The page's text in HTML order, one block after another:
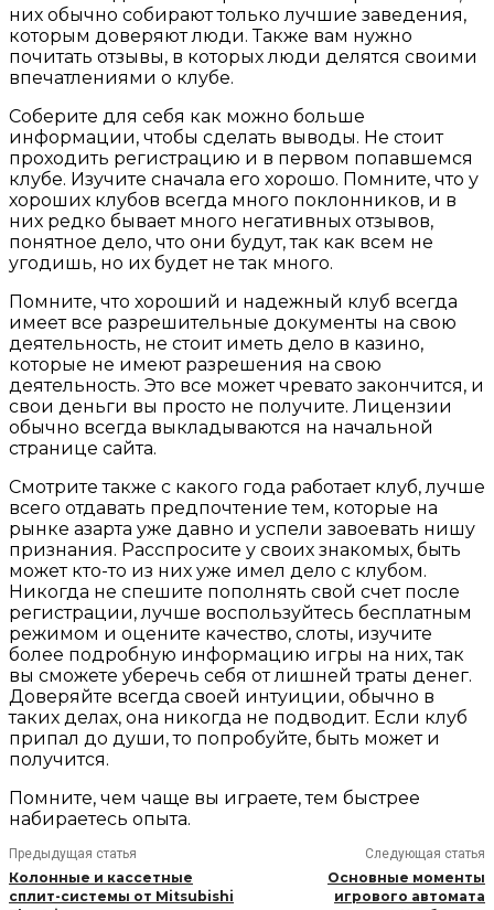
них обычно собирают только лучшие заведения,
которым доверяют люди. Также вам нужно
почитать отзывы, в которых люди делятся своими
впечатлениями о клубе.
Соберите для себя как можно больше
информации, чтобы сделать выводы. Не стоит
проходить регистрацию и в первом попавшемся
клубе. Изучите сначала его хорошо. Помните, что у
хороших клубов всегда много поклонников, и в
них редко бывает много негативных отзывов,
понятное дело, что они будут, так как всем не
угодишь, но их будет не так много.
Помните, что хороший и надежный клуб всегда
имеет все разрешительные документы на свою
деятельность, не стоит иметь дело в казино,
которые не имеют разрешения на свою
деятельность. Это все может чревато закончится, и
свои деньги вы просто не получите. Лицензии
обычно всегда выкладываются на начальной
странице сайта.
Смотрите также с какого года работает клуб, лучше
всего отдавать предпочтение тем, которые на
рынке азарта уже давно и успели завоевать нишу
признания. Расспросите у своих знакомых, быть
может кто-то из них уже имел дело с клубом.
Никогда не спешите пополнять свой счет после
регистрации, лучше воспользуйтесь бесплатным
режимом и оцените качество, слоты, изучите
более подробную информацию игры на них, так
вы сможете уберечь себя от лишней траты денег.
Доверяйте всегда своей интуиции, обычно в
таких делах, она никогда не подводит. Если клуб
припал до души, то попробуйте, быть может и
получится.
Помните, чем чаще вы играете, тем быстрее
набираетесь опыта.
Предыдущая статья
Колонные и кассетные
сплит-системы от Mitsubishi
Следующая статья
Основные моменты
игрового автомата